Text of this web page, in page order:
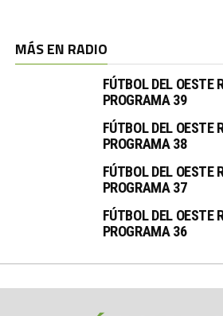
MÁS EN RADIO
FÚTBOL DEL OESTE
PROGRAMA 39
FÚTBOL DEL OESTE
PROGRAMA 38
FÚTBOL DEL OESTE
PROGRAMA 37
FÚTBOL DEL OESTE
PROGRAMA 36